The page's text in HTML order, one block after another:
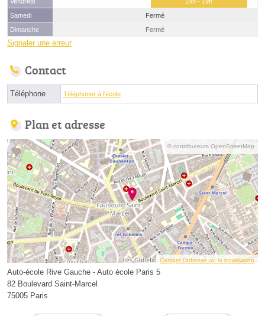
Samedi
Fermé
Dimanche
Fermé
Signaler une erreur
Contact
Téléphone Téléphoner à l'école
Plan et adresse
© contributeurs OpenStreetMap
Corriger l’adresse ou la localisation
Auto-école Rive Gauche - Auto école Paris 5
82 Boulevard Saint-Marcel
75005 Paris